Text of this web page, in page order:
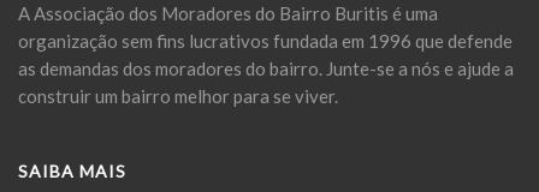
A Associação dos Moradores do Bairro Buritis é uma
organização sem fins lucrativos fundada em 1996 que defende
as demandas dos moradores do bairro. Junte-se a nós e ajude a
construir um bairro melhor para se viver.
SAIBA MAIS